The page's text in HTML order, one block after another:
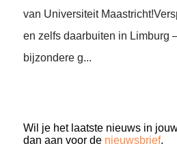
van Universiteit
en zelfs daarbuiten in Limburg
bijzondere g...
Wil je het laatste nieuws in
dan aan voor de nieuwsbrief.